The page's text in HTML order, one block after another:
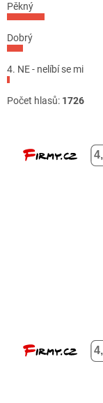
Pěkný
Dobrý
4. NE - nelíbí se mi
Počet hlasů: 1726